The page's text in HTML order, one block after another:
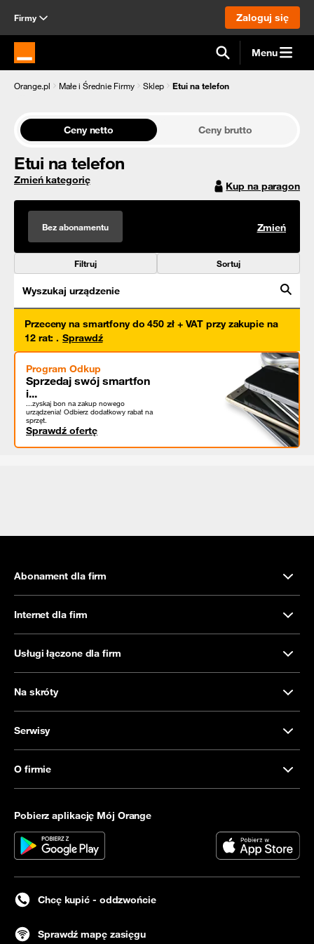
Firmy Zaloguj się
Strona główna Orange.pl Menu
Orange.pl Małe i Średnie Firmy Sklep Etui na telefon
Ceny netto Ceny brutto
Etui na telefon
Zmień kategorię Kup na paragon
Bez abonamentu Zmień
Filtruj Sortuj
Wyszukaj urządzenie
Przeceny na smartfony do 450 zł + VAT przy zakupie na
12 rat: . Sprawdź
Program Odkup
Sprzedaj swój smartfon
i...
...zyskaj bon na zakup nowego
urządzenia! Odbierz dodatkowy rabat na
sprzęt.
Sprawdź ofertę
Abonament dla firm
Internet dla firm
Usługi łączone dla firm
Na skróty
Serwisy
O firmie
Pobierz aplikację Mój Orange
Chcę kupić - oddzwońcie
Sprawdź mapę zasięgu